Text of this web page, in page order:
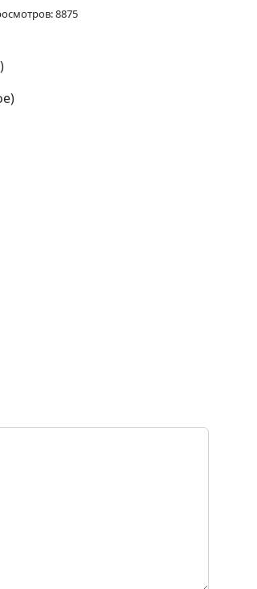
8875